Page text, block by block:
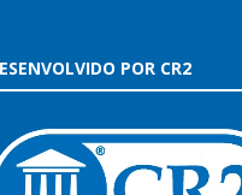
POR CR2